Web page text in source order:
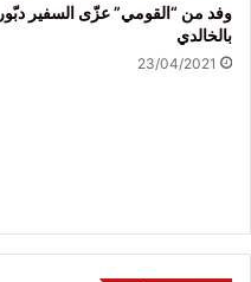
وفد من “القومي” عزّى السفير دبّور
بالخالدي
23/04/2021